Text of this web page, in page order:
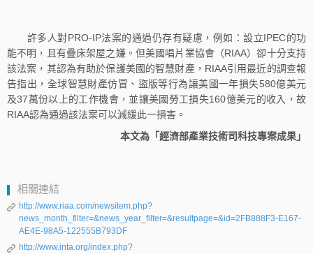
許多人對PRO-IP法案的通過仍存有疑慮，例如：設立IPEC的功
能不明，且有疊床架屋之嫌。但美國唱片業協會（RIAA）卻十分支持
該法案，其認為有助於保護美國的智慧財產，RIAA引用最近的調查報
告指出，全球智慧財產仿冒、盜版等行為讓美國一年損失580億美元
及37萬份以上的工作機會，並讓美國勞工損失160億美元的收入，故
RIAA認為通過該法案可以減緩此一損害。
本文為「經濟部產業技術司科技專案成果」
相關連結
http://www.riaa.com/newsitem.php?
news_month_filter=&news_year_filter=&resultpage=&id=2FB888F3-E167-
AE4E-98A5-122555B793DF
http://www.inta.org/index.php?